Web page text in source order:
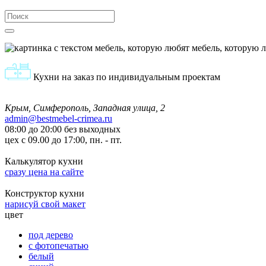
мебель, которую
Кухни на заказ по индивидуальным проектам
Крым, Симферополь, Западная улица, 2
admin@bestmebel-crimea.ru
08:00 до 20:00 без выходных
цех с 09.00 до 17:00, пн. - пт.
Калькулятор кухни
сразу цена на сайте
Конструктор кухни
нарисуй свой макет
цвет
под дерево
с фотопечатью
белый